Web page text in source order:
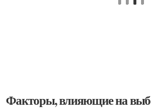
Факторы, влияющие на